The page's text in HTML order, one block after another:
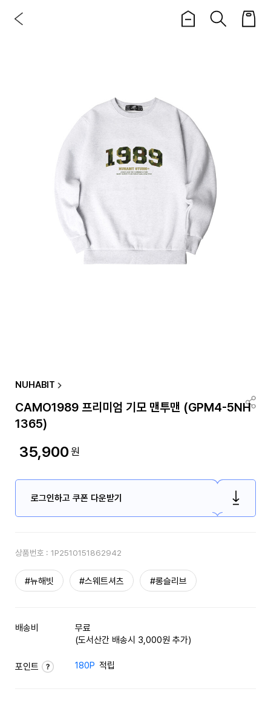
NUHABIT
CAMO1989 프리미엄 기모 맨투맨 (GPM4-5NH
1365)
35,900원
로그인하고 쿠폰 다운받기
상품번호 : 1P2510151862942
#뉴해빗 #스웨트셔츠 #롱슬리브
배송비
무료
(도서산간 배송시 3,000원 추가)
포인트 180P 적립